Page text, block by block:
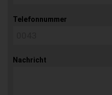
Telefonnummer
Nachricht